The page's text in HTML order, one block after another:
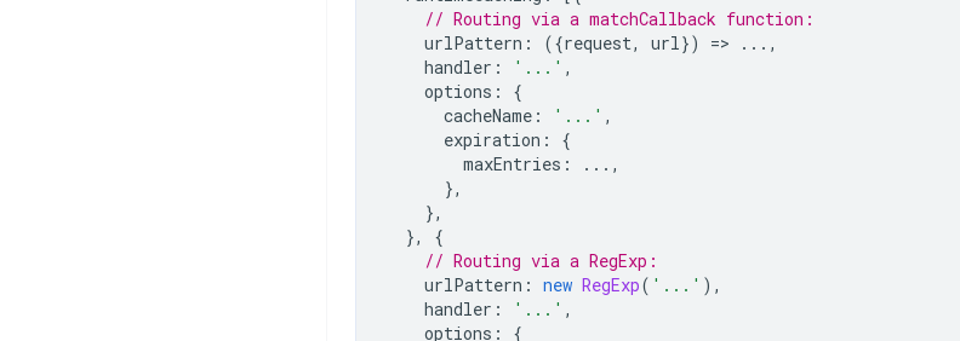
// Routing via a matchCallback function:
urlPattern : ({request, url}) =>
...,
handler : '...' ,
options :
{
cacheName : '...' ,
expiration :
{
maxEntries :
...,
},
},
},
{
// Routing via a RegExp:
urlPattern : new RegExp( '...' ),
handler : '...' ,
options :
{